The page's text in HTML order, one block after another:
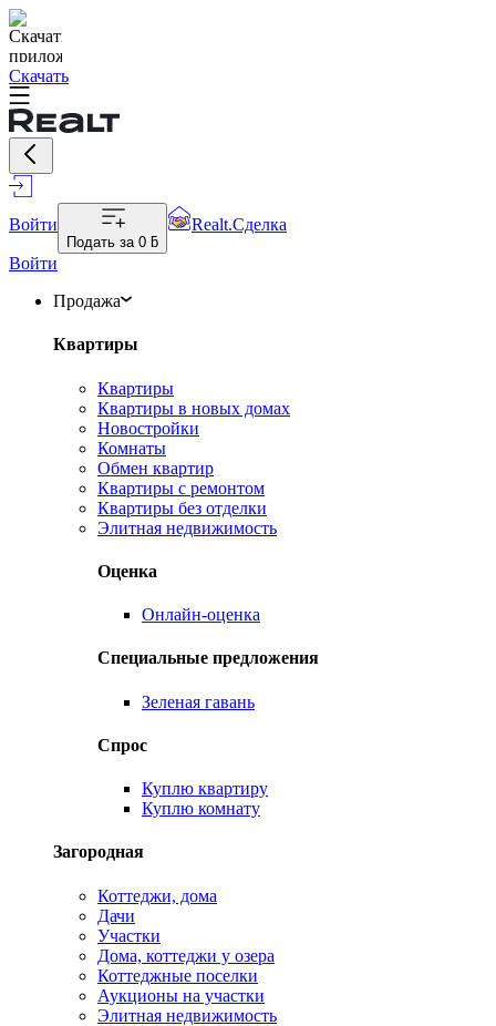
Скачать
Войти
Подать за 0 ƃ
Realt.Сделка
Войти
Продажа
Квартиры
Квартиры
Квартиры в новых домах
Новостройки
Комнаты
Обмен квартир
Квартиры с ремонтом
Квартиры без отделки
Элитная недвижимость
Оценка
Онлайн-оценка
Специальные предложения
Зеленая гавань
Спрос
Куплю квартиру
Куплю комнату
Загородная
Коттеджи, дома
Дачи
Участки
Дома, коттеджи у озера
Коттеджные поселки
Аукционы на участки
Элитная недвижимость